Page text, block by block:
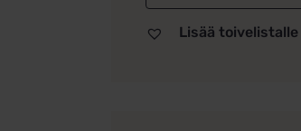
Lisää toivelistalle